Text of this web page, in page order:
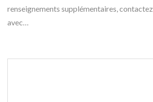
renseignements supplémentaires,
avec…